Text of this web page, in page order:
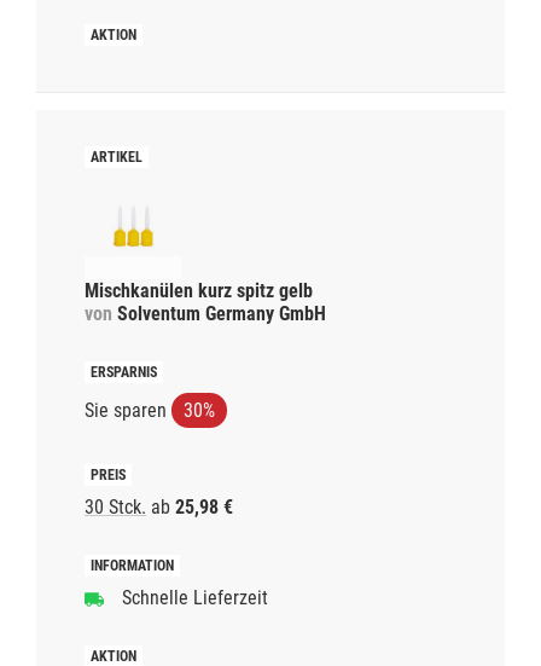
Mischkanülen kurz spitz gelb
von Solventum Germany GmbH
Sie sparen 30%
30 Stck. ab 25,98 €
Schnelle Lieferzeit